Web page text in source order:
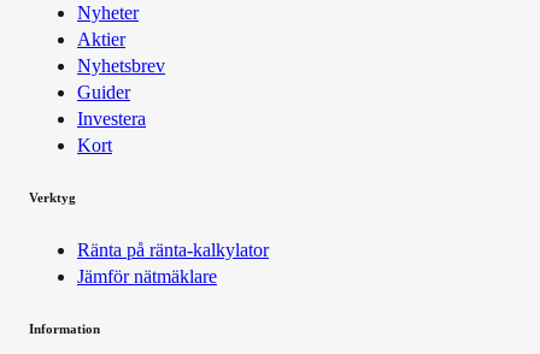
Nyheter
Aktier
Nyhetsbrev
Guider
Investera
Kort
Verktyg
Ränta på ränta-kalkylator
Jämför nätmäklare
Information